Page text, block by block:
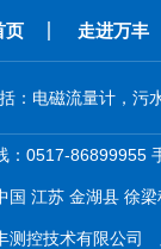
页 走进万丰
：电磁流量计，污
：0517-
国 江苏 金湖县 徐
测控技术有限公